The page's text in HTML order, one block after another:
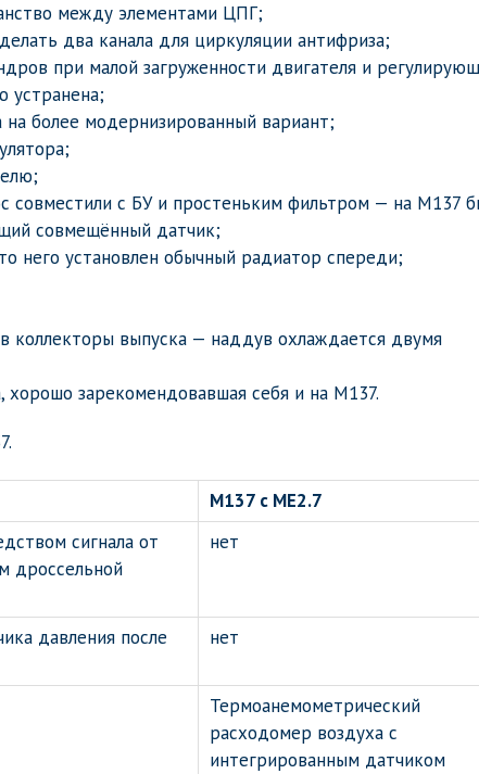
между элементами ЦПГ;
два канала для циркуляции антифриза;
при малой загруженности двигателя и
устранена;
на более модернизированный вариант;
совместили с БУ и простеньким фильтром — на M137
совмещённый датчик;
него установлен обычный радиатор спереди;
коллекторы выпуска — наддув охлаждается двумя
хорошо зарекомендовавшая себя и на M137.
M137 с МЕ2.7
сигнала от
дроссельной
нет
давления после
нет
Термоанемометрический
расходомер воздуха с
интегрированным датчиком